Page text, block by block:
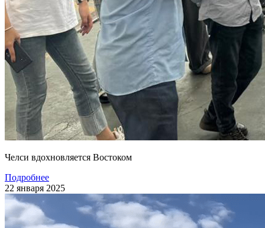
Челси вдохновляется Востоком
Подробнее
22 января 2025